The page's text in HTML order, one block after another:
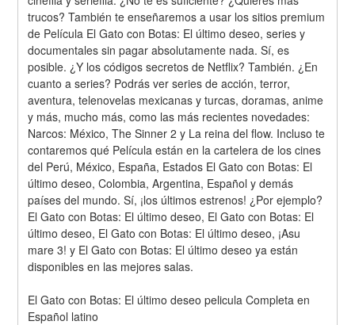
trucos? También te enseñaremos a usar los sitios premium
de Película El Gato con Botas: El último deseo, series y
documentales sin pagar absolutamente nada. Sí, es
posible. ¿Y los códigos secretos de Netflix? También. ¿En
cuanto a series? Podrás ver series de acción, terror,
aventura, telenovelas mexicanas y turcas, doramas, anime
y más, mucho más, como las más recientes novedades:
Narcos: México, The Sinner 2 y La reina del flow. Incluso te
contaremos qué Película están en la cartelera de los cines
del Perú, México, España, Estados El Gato con Botas: El
último deseo, Colombia, Argentina, Español y demás
países del mundo. Sí, ¡los últimos estrenos! ¿Por ejemplo?
El Gato con Botas: El último deseo, El Gato con Botas: El
último deseo, El Gato con Botas: El último deseo, ¡Asu
mare 3! y El Gato con Botas: El último deseo ya están
disponibles en las mejores salas.
El Gato con Botas: El último deseo pelicula Completa en
Español latino